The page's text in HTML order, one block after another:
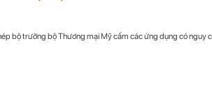
bộ trưởng bộ Thương mại Mỹ cấm các ứng dụng có nguy